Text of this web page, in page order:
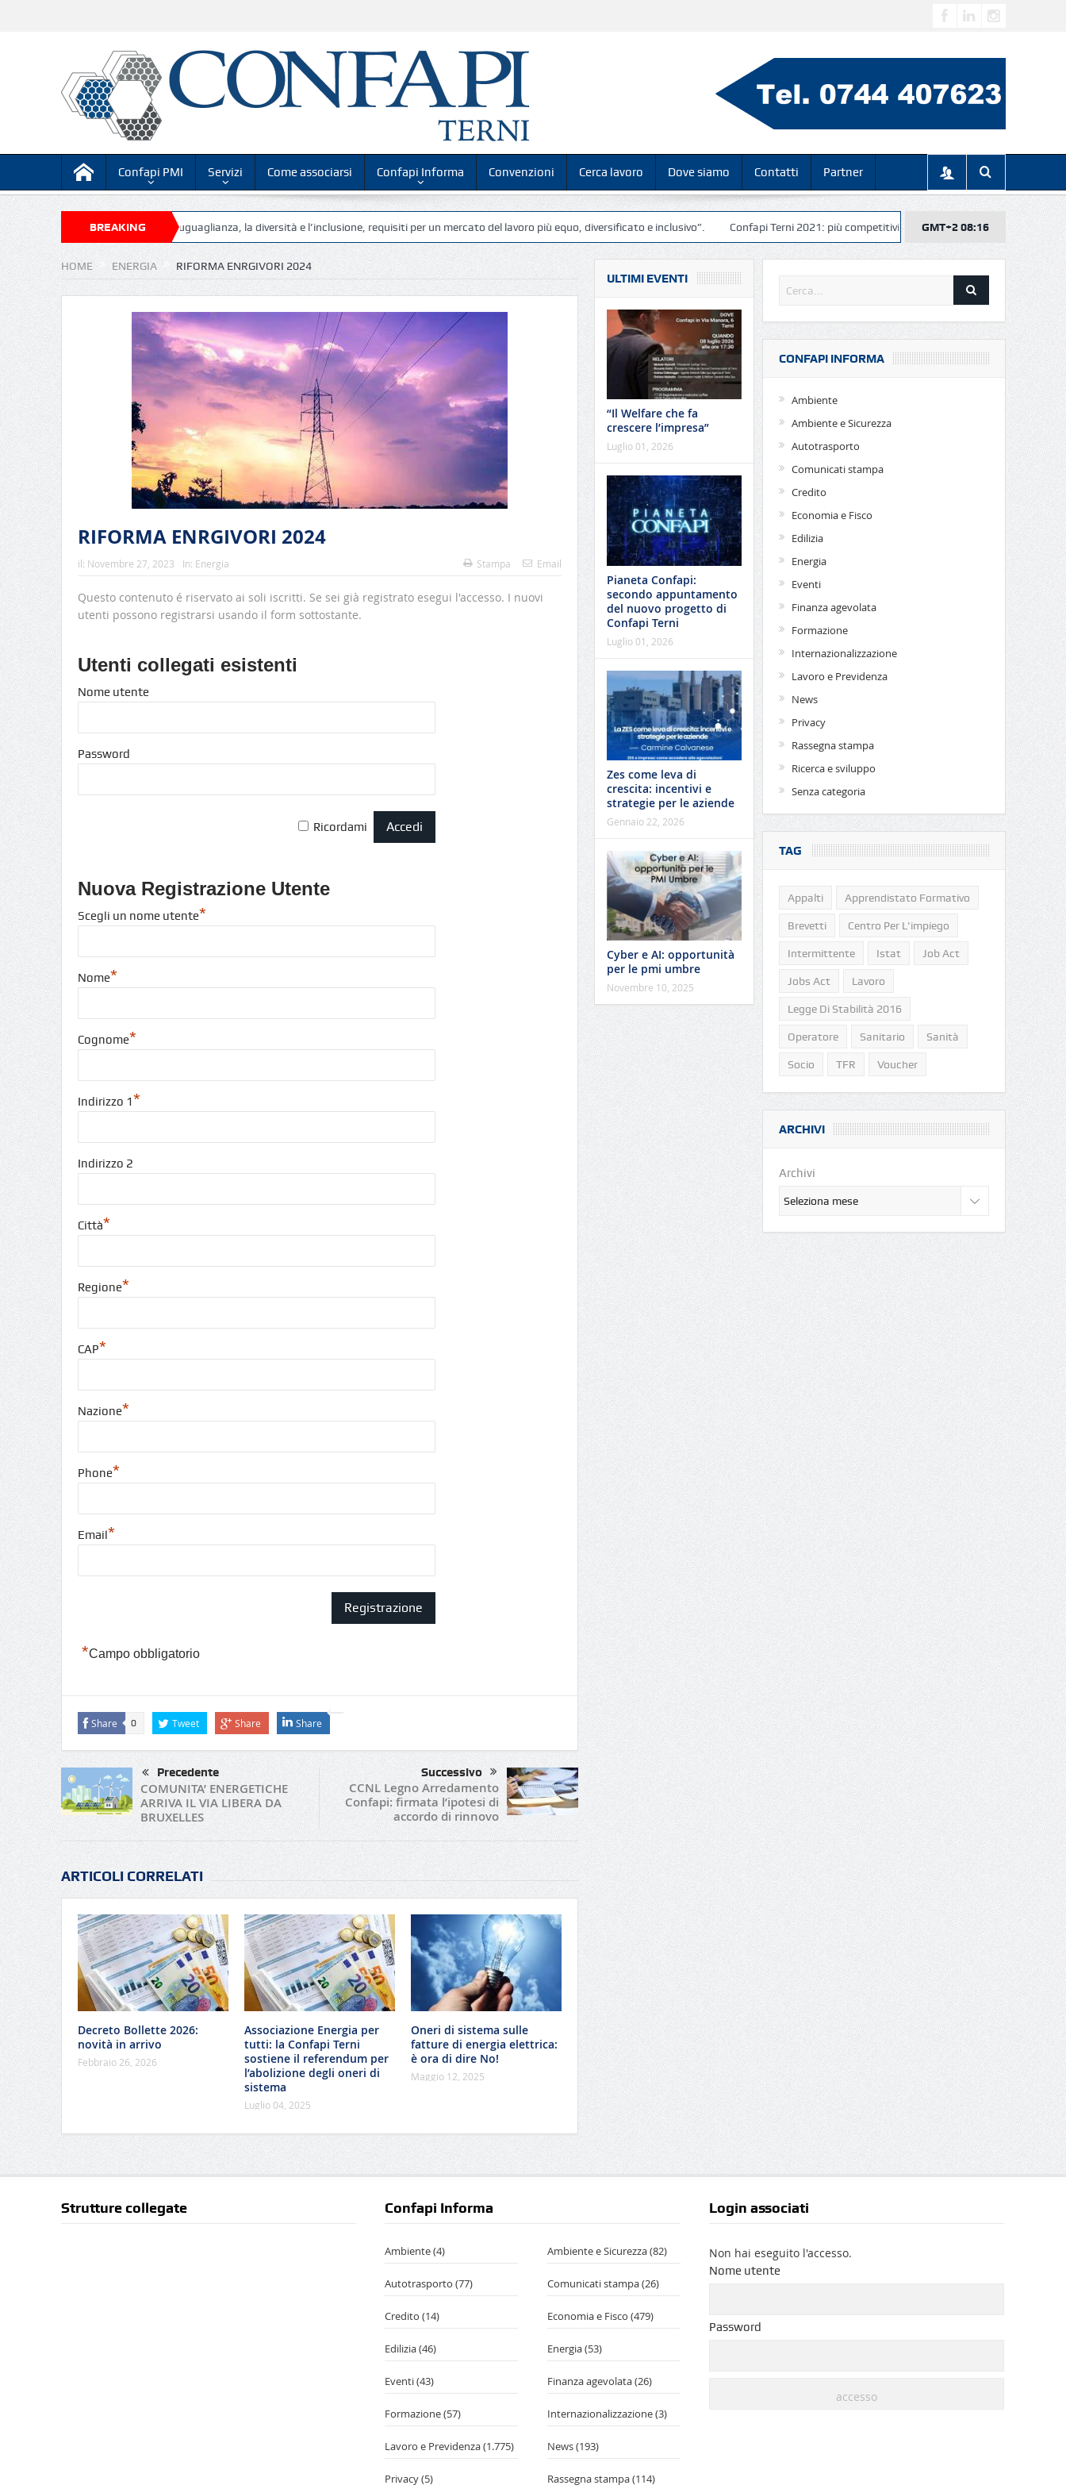
Confapi PMI Servizi Come associarsi Confapi Informa Convenzioni Cerca lavoro Dove siamo Contatti Partner
BREAKING
NEWS
su “Competenze per l’uguaglianza, la diversità e l’inclusione, requisiti per un mercato del lavoro più equo, diversificato e inclusivo”. Confapi Terni 2021: più competitivi, più veloci, più digitali… insieme per il
GMT+2 08:16
HOME ENERGIA RIFORMA ENRGIVORI 2024
RIFORMA ENRGIVORI 2024
il: Novembre 27, 2023 In: Energia Stampa Email
Questo contenuto é riservato ai soli iscritti. Se sei già registrato esegui l'accesso. I nuovi
utenti possono registrarsi usando il form sottostante.
Utenti collegati esistenti
Nome utente
Password
Ricordami
Nuova Registrazione Utente
Scegli un nome utente*
Nome*
Cognome*
Indirizzo 1*
Indirizzo 2
Città*
Regione*
CAP*
Nazione*
Phone*
Email*
*Campo obbligatorio
Share 0 Tweet Share Share
Precedente
COMUNITA’ ENERGETICHE
ARRIVA IL VIA LIBERA DA
BRUXELLES
Successivo
CCNL Legno Arredamento
Confapi: firmata l’ipotesi di
accordo di rinnovo
ARTICOLI CORRELATI
Decreto Bollette 2026:
novità in arrivo
Febbraio 26, 2026
Associazione Energia per
tutti: la Confapi Terni
sostiene il referendum per
l’abolizione degli oneri di
sistema
Luglio 04, 2025
Oneri di sistema sulle
fatture di energia elettrica:
è ora di dire No!
Maggio 12, 2025
ULTIMI EVENTI
“Il Welfare che fa
crescere l’impresa”
Luglio 01, 2026
Pianeta Confapi:
secondo appuntamento
del nuovo progetto di
Confapi Terni
Luglio 01, 2026
Zes come leva di
crescita: incentivi e
strategie per le aziende
Gennaio 22, 2026
Cyber e AI: opportunità
per le pmi umbre
Novembre 10, 2025
CONFAPI INFORMA
Ambiente
Ambiente e Sicurezza
Autotrasporto
Comunicati stampa
Credito
Economia e Fisco
Edilizia
Energia
Eventi
Finanza agevolata
Formazione
Internazionalizzazione
Lavoro e Previdenza
News
Privacy
Rassegna stampa
Ricerca e sviluppo
Senza categoria
TAG
Appalti Apprendistato Formativo
Brevetti Centro Per L'impiego
Intermittente Istat Job Act
Jobs Act Lavoro
Legge Di Stabilità 2016
Operatore Sanitario Sanità
Socio TFR Voucher
ARCHIVI
Archivi
Strutture collegate Confapi Informa
Ambiente(4) Ambiente e Sicurezza(82)
Autotrasporto (77) Comunicati stampa(26)
Credito (14) Economia e Fisco (479)
Edilizia(46) Energia(53)
Eventi(43) Finanza agevolata(26)
Formazione(57) Internazionalizzazione(3)
Lavoro e Previdenza(1.775) News(193)
Privacy(5) Rassegna stampa(114)
Login associati
Non hai eseguito l'accesso.
Nome utente
Password